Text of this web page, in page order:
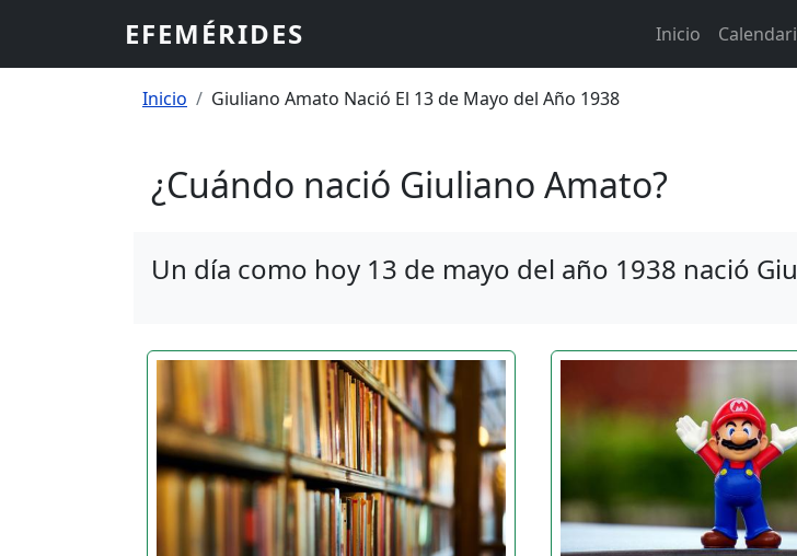
EFEMÉRIDES Main
Inicio
Sobrescribir enlaces de ayuda a la
Inicio Giuliano Amato Nació El 13 de Mayo del Año 1938
¿Cuándo nació Giuliano Amato?
Un día como hoy 13 de mayo del año 1938 nació